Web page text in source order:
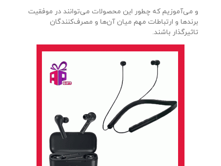
و می‌آموزیم که چطور این محصولات می‌توانند در موفقیت
برندها و ارتباطات مهم میان آن‌ها و مصرف‌کنندگان
تاثیرگذار باشند.